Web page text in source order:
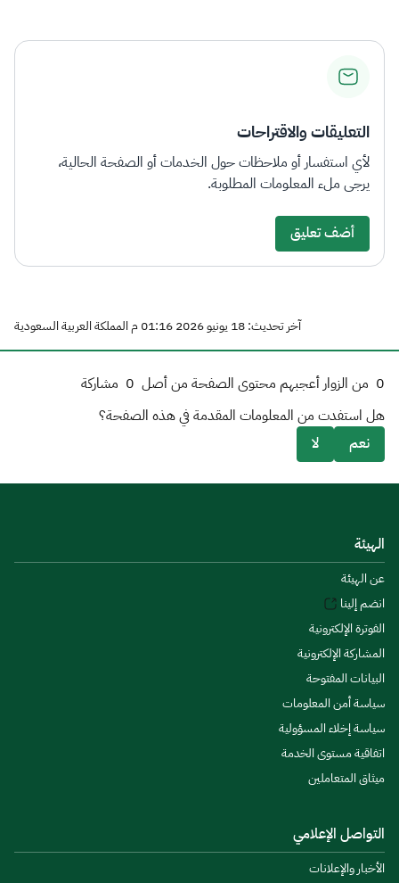
التعليقات والاقتراحات
لأي استفسار أو ملاحظات حول الخدمات أو الصفحة الحالية،
يرجى ملء المعلومات المطلوبة.
أضف تعليق
آخر تحديث: 18 يونيو 2026 01:16 م المملكة العربية السعودية
0 من الزوار أعجبهم محتوى الصفحة من أصل 0 مشاركة
هل استفدت من المعلومات المقدمة في هذه الصفحة؟
نعم
لا
الهيئة
عن الهيئة
انضم إلينا
الفوترة الإلكترونية
المشاركة الإلكترونية
البيانات المفتوحة
سياسة أمن المعلومات
سياسة إخلاء المسؤولية
اتفاقية مستوى الخدمة
ميثاق المتعاملين
التواصل الإعلامي
الأخبار والإعلانات